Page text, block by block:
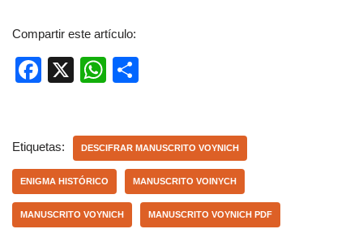
Compartir este artículo:
F
e
b
o
o
X
W
s
A
p
p
p
ar
tir
Etiquetas: DESCIFRAR MANUSCRITO VOYNICH
ENIGMA HISTÓRICO MANUSCRITO VOINYCH
MANUSCRITO VOYNICH MANUSCRITO VOYNICH PDF